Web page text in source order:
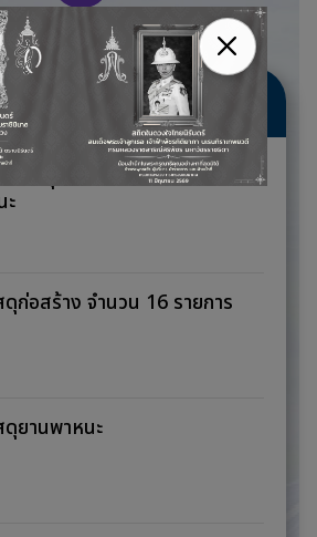
ดซื้อจัดจ้าง
มบำรุงรักษาและซ่อมแซมยาน
ก่อสร้าง จำนวน 16 รายการ
ยานพาหนะ